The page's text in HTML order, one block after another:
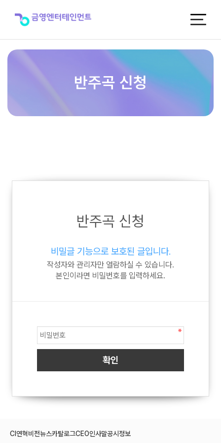
반주곡 신청
반주곡 신청
비밀글 기능으로 보호된 글입니다.
작성자와 관리자만 열람하실 수 있습니다.
본인이라면 비밀번호를 입력하세요.
CI 연혁비전뉴스카탈로그CEO인사말공시정보